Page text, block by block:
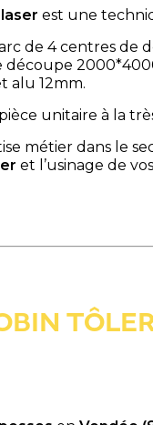
est une
de 4 centres de
découpe
alu 12mm.
unitaire à la
métier dans le
et l’usinage de